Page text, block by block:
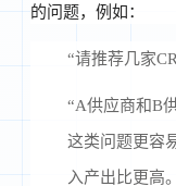
的问题，例如：
“请推荐几家
“A供应商和B
这类问题更容
入产出比更高。